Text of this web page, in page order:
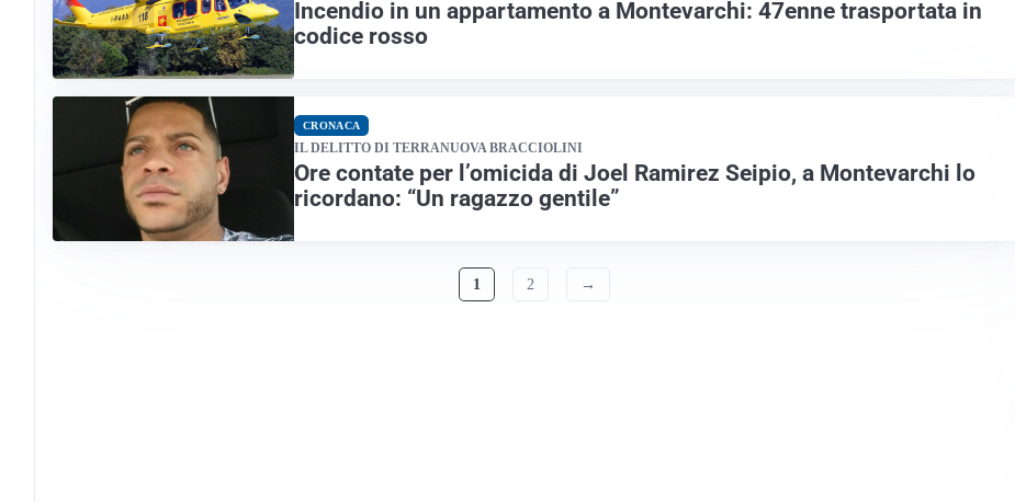
Incendio in un appartamento a Montevarchi: 47enne trasportata in
codice rosso
CRONACA
IL DELITTO DI TERRANUOVA BRACCIOLINI
Ore contate per l’omicida di Joel Ramirez Seipio, a Montevarchi lo
ricordano: “Un ragazzo gentile”
1 2 →